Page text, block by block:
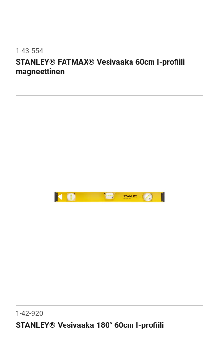
1-43-554
STANLEY® FATMAX® Vesivaaka 60cm I-profiili
magneettinen
1-42-920
STANLEY® Vesivaaka 180° 60cm I-profiili